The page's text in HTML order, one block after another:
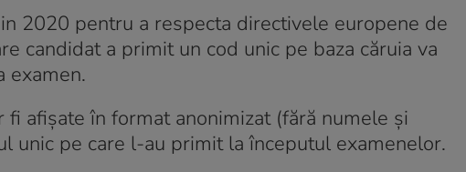
2020 pentru a respecta directivele europene de
candidat a primit un cod unic pe baza căruia va
examen.
afișate în format anonimizat (fără numele și
unic pe care l-au primit la începutul examenelor.